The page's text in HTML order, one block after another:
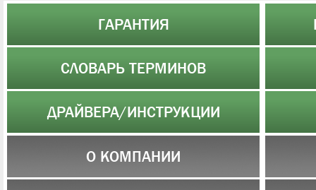
ГАРАНТИЯ
СЛОВАРЬ ТЕРМИНОВ
ДРАЙВЕРА/ИНСТРУКЦИИ
О КОМПАНИИ